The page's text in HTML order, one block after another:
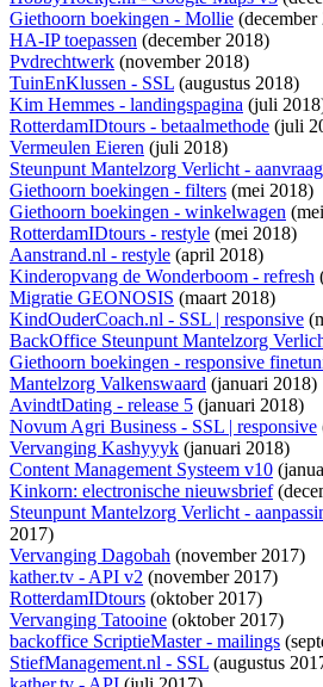
Giethoorn boekingen - Mollie (december
HA-IP toepassen (december 2018)
Pvdrechtwerk (november 2018)
TuinEnKlussen - SSL (augustus 2018)
Kim Hemmes - landingspagina (juli
RotterdamIDtours - betaalmethode (juli
Vermeulen Eieren (juli 2018)
Steunpunt Mantelzorg Verlicht -
Giethoorn boekingen - filters (mei 2018)
Giethoorn boekingen - winkelwagen
RotterdamIDtours - restyle (mei 2018)
Aanstrand.nl - restyle (april 2018)
Kinderopvang de Wonderboom - refresh
Migratie GEONOSIS (maart 2018)
KindOuderCoach.nl - SSL | responsive
BackOffice Steunpunt Mantelzorg
Giethoorn boekingen - responsive
Mantelzorg Valkenswaard (januari 2018)
AvindtDating - release 5 (januari 2018)
Novum Agri Business - SSL | responsive
Vervanging Kashyyyk (januari 2018)
Content Management Systeem v10
Kinkorn: electronische nieuwsbrief
Steunpunt Mantelzorg Verlicht -
2017)
Vervanging Dagobah (november 2017)
kather.tv - API v2 (november 2017)
RotterdamIDtours (oktober 2017)
Vervanging Tatooine (oktober 2017)
backoffice ScriptieMaster - mailings
StiefManagement.nl - SSL (augustus